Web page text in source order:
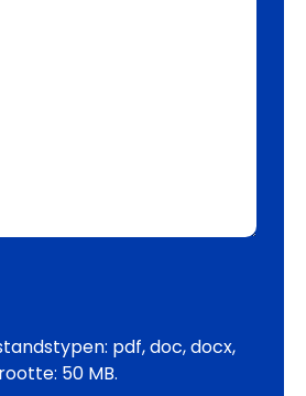
pdf, doc, docx,
50 MB.